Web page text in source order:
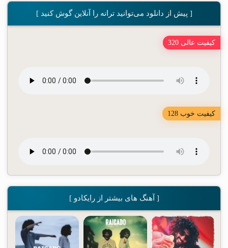
[ پیش از دانلود می‌توانید ترانه را آنلاین گوش کنید ]
کیفیت عالی 320
کیفیت خوب 128
[ آهنگ های بیشتر از رایکادو ]